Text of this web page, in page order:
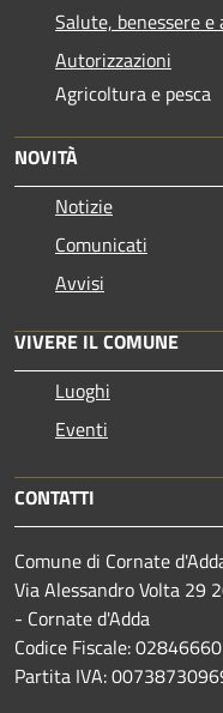
Salute, benessere e
Autorizzazioni
Agricoltura e pesca
NOVITÀ
Notizie
Comunicati
Avvisi
VIVERE IL COMUNE
Luoghi
Eventi
CONTATTI
Comune di Cornate
Via Alessandro Volta 29
- Cornate d'Adda
Codice Fiscale:
Partita IVA: